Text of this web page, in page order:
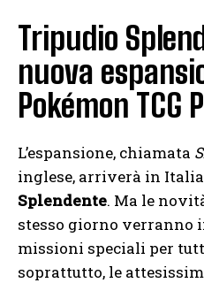
Tripudio
nuova
Pokémon TCG
L’espansione, chiamata
inglese, arriverà in
Splendente. Ma le
stesso giorno verranno
missioni speciali per
soprattutto, le